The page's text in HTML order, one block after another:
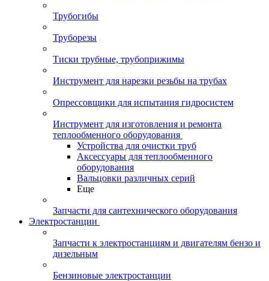
Трубогибы
Труборезы
Тиски трубные, трубоприжимы
Инструмент для нарезки резьбы на трубах
Опрессовщики для испытания гидросистем
Инструмент для изготовления и ремонта
теплообменного оборудования
Устройства для очистки труб
Аксессуары для теплообменного
оборудования
Вальцовки различных серий
Еще
Запчасти для сантехнического оборудования
Электростанции
Запчасти к электростанциям и двигателям бензо и
дизельным
Бензиновые электростанции